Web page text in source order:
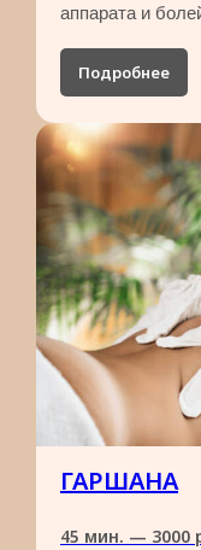
аппарата и
Подробнее
ГАРШАНА
45 мин. — 3000